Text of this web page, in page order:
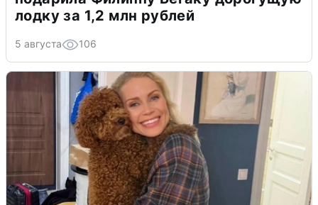
лодку за 1,2 млн рублей
5 августа 106